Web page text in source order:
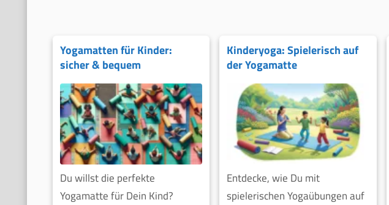
Yogamatten für Kinder:
sicher & bequem
Du willst die perfekte
Yogamatte für Dein Kind?
Kinderyoga: Spielerisch auf
der Yogamatte
Entdecke, wie Du mit
spielerischen Yogaübungen auf